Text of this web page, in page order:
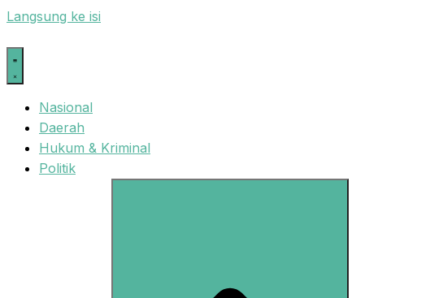
Langsung ke isi
Nasional
Daerah
Hukum & Kriminal
Politik